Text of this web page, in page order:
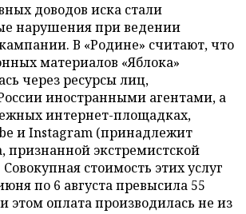
доводов иска стали
нарушения при ведении
В «Родине» считают, что
материалов «Яблока»
через ресурсы лиц,
иностранными агентами, а
интернет-площадках,
и Instagram (принадлежит
признанной экстремистской
стоимость этих услуг
по 6 августа превысила 55
этом оплата производилась не из